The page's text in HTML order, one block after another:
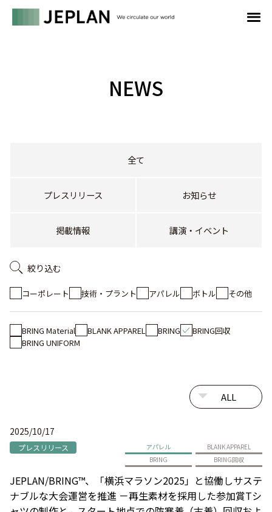
NEWS
全て
プレスリリース お知らせ
掲載情報 講演・イベント
絞り込む
コーポレート 技術・プラント アパレル ボトル その他
BRING Material BLANK APPAREL BRING
BRING回収
BRING UNIFORM
2025/10/17
プレスリリース アパレル
BLANK APPAREL
BRING
BRING回収
JEPLAN/BRING™、「横浜マラソン2025」と協働しサステ
ナブルな大会運営を推進 －再生素材を採用した参加賞Tシ